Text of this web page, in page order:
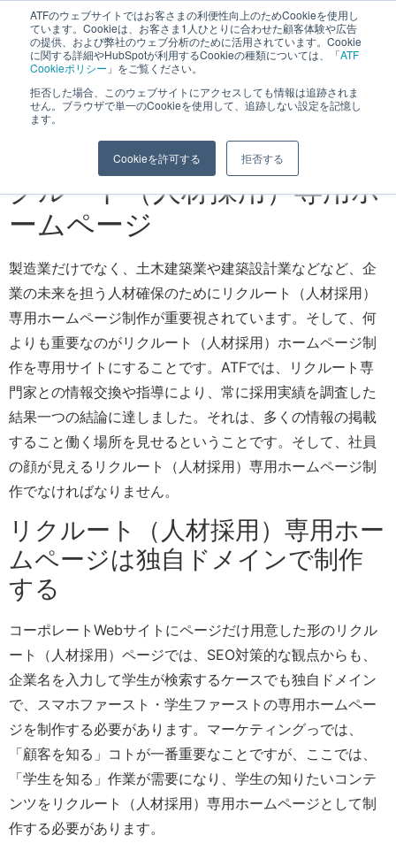
ATFのウェブサイトではお客さまの利便性向上のためCookieを使用し
ています。Cookieは、お客さま1人ひとりに合わせた顧客体験や広告
の提供、および弊社のウェブ分析のために活用されています。Cookie
に関する詳細やHubSpotが利用するCookieの種類については、「ATF
Cookieポリシー 」をご覧ください。
拒否した場合、このウェブサイトにアクセスしても情報は追跡されま
せん。ブラウザで単一のCookieを使用して、追跡しない設定を記憶し
ます。
Cookieを許可する 拒否する
長野県長野市・松本市ウェブ制作事業部 コンサルティングFIRM
リクルート（人材採用）獲得
のノウハウから制作されるリ
クルート（人材採用）専用ホ
ームページ
製造業だけでなく、土木建築業や建築設計業などなど、企
業の未来を担う人材確保のためにリクルート（人材採用）
専用ホームページ制作が重要視されています。そして、何
よりも重要なのがリクルート（人材採用）ホームページ制
作を専用サイトにすることです。ATFでは、リクルート専
門家との情報交換や指導により、常に採用実績を調査した
結果一つの結論に達しました。それは、多くの情報の掲載
すること働く場所を見せるということです。そして、社員
の顔が見えるリクルート（人材採用）専用ホームページ制
作でなければなりません。
リクルート（人材採用）専用ホー
ムページは独自ドメインで制作
する
コーポレートWebサイトにページだけ用意した形のリクル
ート（人材採用）ページでは、SEO対策的な観点からも、
企業名を入力して学生が検索するケースでも独自ドメイン
で、スマホファースト・学生ファーストの専用ホームペー
ジを制作する必要があります。マーケティングっでは、
「顧客を知る」コトが一番重要なことですが、ここでは、
「学生を知る」作業が需要になり、学生の知りたいコンテ
ンツをリクルート（人材採用）専用ホームページとして制
作する必要があります。